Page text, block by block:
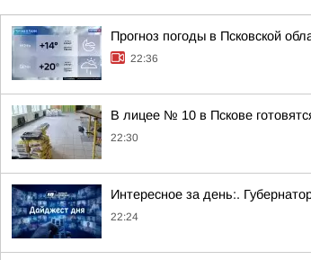
Прогноз погоды в Псковской
22:36
В лицее № 10 в Пскове
22:30
Интересное за день:.
22:24